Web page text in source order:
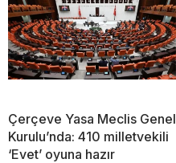
Çerçeve Yasa Meclis Genel
Kurulu’nda: 410 milletvekili
‘Evet’ oyuna hazır